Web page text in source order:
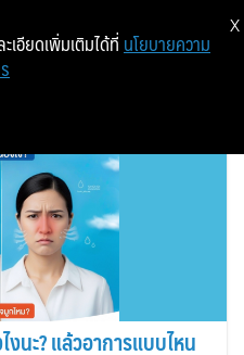
คส์
นะ? แล้วอาการแบบไหน
เอียดเพิ่มเติมได้ที่ นโยบายความ
X